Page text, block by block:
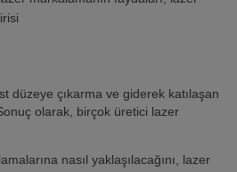
düzeye çıkarma ve giderek katılaşan
olarak, birçok üretici lazer
nasıl yaklaşılacağını, lazer